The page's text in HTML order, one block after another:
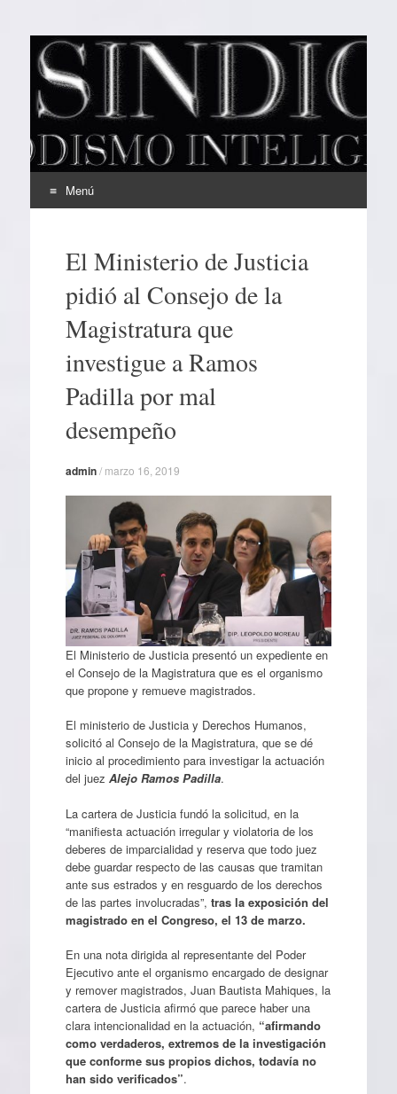
EL SINDICAL
Periodismo Inteligente
Menú
contenidoEl Ministerio de Justicia
pidió al Consejo de la
Magistratura que
investigue a Ramos
Padilla por mal
desempeño
admin/ marzo 16, 2019
El Ministerio de Justicia presentó un expediente en
el Consejo de la Magistratura que es el organismo
que propone y remueve magistrados.
El ministerio de Justicia y Derechos Humanos,
solicitó al Consejo de la Magistratura, que se dé
inicio al procedimiento para investigar la actuación
del juez Alejo Ramos Padilla.
La cartera de Justicia fundó la solicitud, en la
“manifiesta actuación irregular y violatoria de los
deberes de imparcialidad y reserva que todo juez
debe guardar respecto de las causas que tramitan
ante sus estrados y en resguardo de los derechos
de las partes involucradas”, tras la exposición del
magistrado en el Congreso, el 13 de marzo.
En una nota dirigida al representante del Poder
Ejecutivo ante el organismo encargado de designar
y remover magistrados, Juan Bautista Mahiques, la
cartera de Justicia afirmó que parece haber una
clara intencionalidad en la actuación, “afirmando
como verdaderos, extremos de la investigación
que conforme sus propios dichos, todavía no
han sido verificados”.